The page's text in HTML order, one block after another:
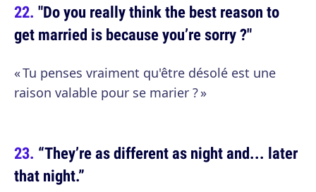
"Do you really think the best reason to
get married is because you’re sorry ?"
« Tu penses vraiment qu'être désolé est une
raison valable pour se marier ? »
“They’re as different as night and... later
that night.”